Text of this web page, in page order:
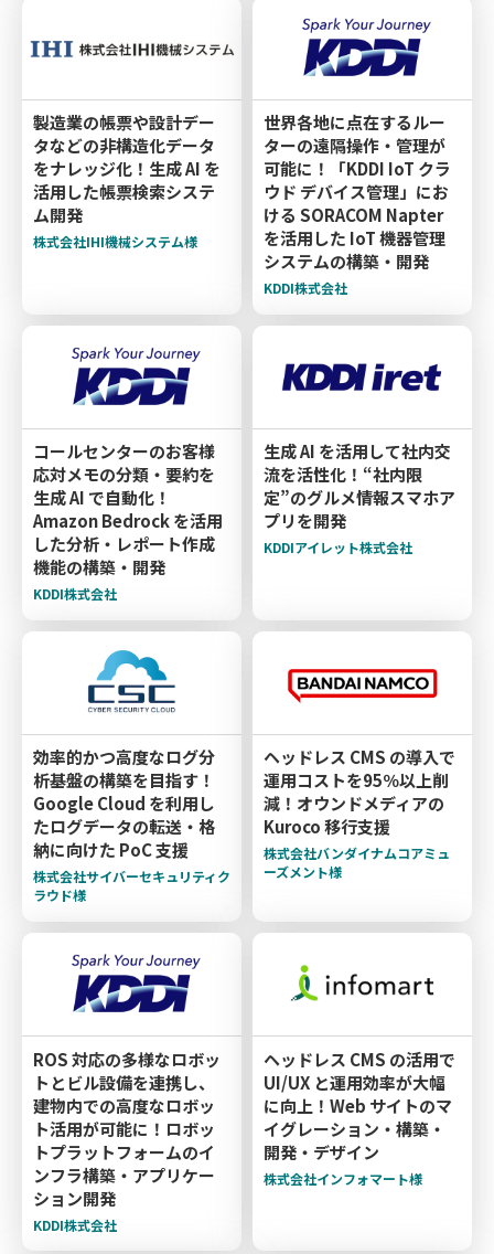
製造業の帳票や設計デー
タなどの非構造化データ
をナレッジ化！生成 AI を
活用した帳票検索システ
ム開発
株式会社IHI機械システム様
世界各地に点在するルー
ターの遠隔操作・管理が
可能に！「KDDI IoT クラ
ウド デバイス管理」にお
ける SORACOM Napter
を活用した IoT 機器管理
システムの構築・開発
KDDI株式会社
コールセンターのお客様
応対メモの分類・要約を
生成 AI で自動化！
Amazon Bedrock を活用
した分析・レポート作成
機能の構築・開発
KDDI株式会社
生成 AI を活用して社内交
流を活性化！“社内限
定”のグルメ情報スマホア
プリを開発
KDDIアイレット株式会社
効率的かつ高度なログ分
析基盤の構築を目指す！
Google Cloud を利用し
たログデータの転送・格
納に向けた PoC 支援
株式会社サイバーセキュリティク
ラウド様
ヘッドレス CMS の導入で
運用コストを95％以上削
減！オウンドメディアの
Kuroco 移行支援
株式会社バンダイナムコアミュ
ーズメント様
ROS 対応の多様なロボッ
トとビル設備を連携し、
建物内での高度なロボッ
ト活用が可能に！ロボッ
トプラットフォームのイ
ンフラ構築・アプリケー
ション開発
KDDI株式会社
ヘッドレス CMS の活用で
UI/UX と運用効率が大幅
に向上！Web サイトのマ
イグレーション・構築・
開発・デザイン
株式会社インフォマート様